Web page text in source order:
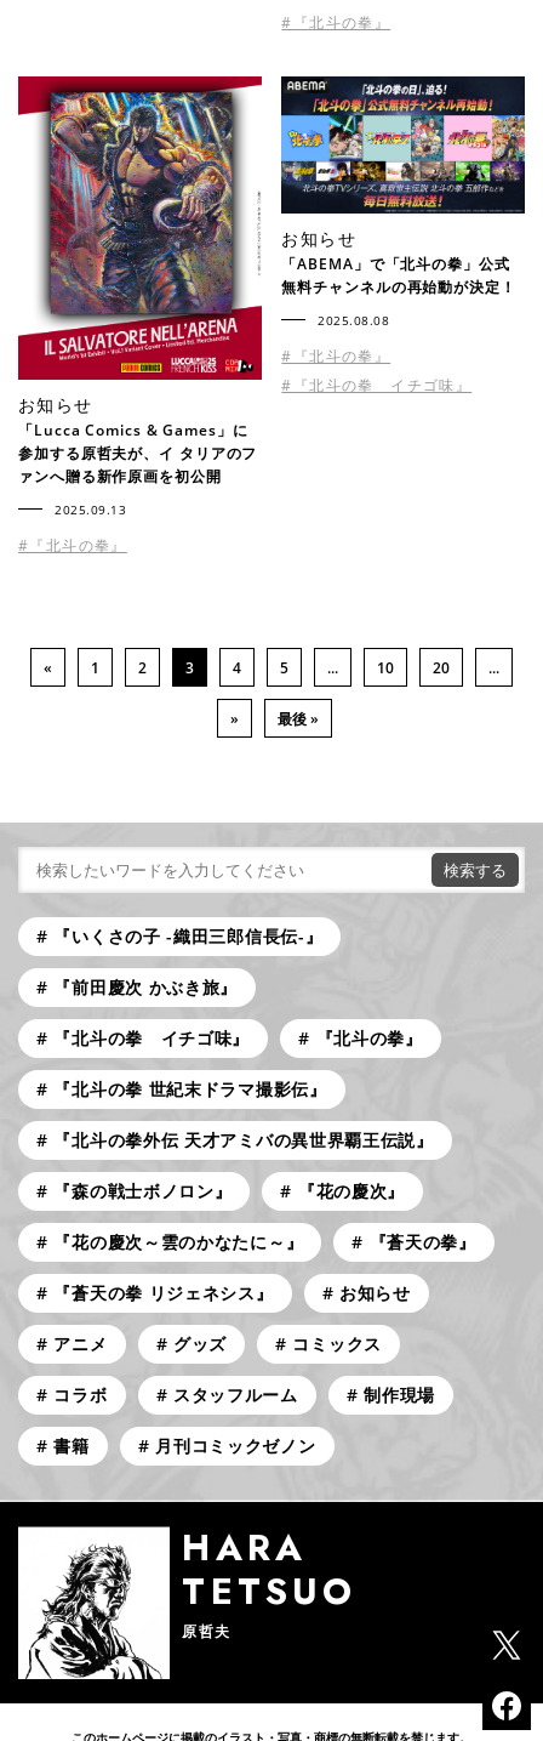
#『北斗の拳』
お知らせ
「Lucca Comics & Games」に
参加する原哲夫が、イ タリアのフ
ァンへ贈る新作原画を初公開
2025.09.13
#『北斗の拳』
お知らせ
「ABEMA」で「北斗の拳」公式
無料チャンネルの再始動が決定！
2025.08.08
#『北斗の拳』
#『北斗の拳 イチゴ味』
« 1 2 3 4 5 ... 10 20 ...
» 最後 »
『いくさの子 -織田三郎信長伝-』
『前田慶次 かぶき旅』
『北斗の拳 イチゴ味』 『北斗の拳』
『北斗の拳 世紀末ドラマ撮影伝』
『北斗の拳外伝 天才アミバの異世界覇王伝説』
『森の戦士ボノロン』 『花の慶次』
『花の慶次～雲のかなたに～』 『蒼天の拳』
『蒼天の拳 リジェネシス』 お知らせ
アニメ グッズ コミックス
コラボ スタッフルーム 制作現場
書籍 月刊コミックゼノン
HARA
TETSUO
原哲夫
このホームページに掲載のイラスト・写真・商標の無断転載を禁じます。